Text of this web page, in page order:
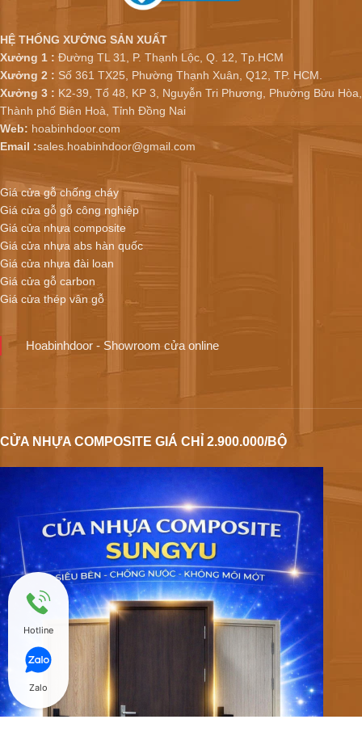
HỆ THỐNG XƯỞNG SẢN XUẤT
Xưởng 1 : Đường TL 31, P. Thạnh Lộc, Q. 12, Tp.HCM
Xưởng 2 : Số 361 TX25, Phường Thạnh Xuân, Q12, TP. HCM.
Xưởng 3 : K2-39, Tổ 48, KP 3, Nguyễn Tri Phương, Phường Bửu Hòa,
Thành phố Biên Hoà, Tỉnh Đồng Nai
Web: hoabinhdoor.com
Email :sales.hoabinhdoor@gmail.com
Giá cửa gỗ chống cháy
Giá cửa gỗ gỗ công nghiệp
Giá cửa nhựa composite
Giá cửa nhựa abs hàn quốc
Giá cửa nhựa đài loan
Giá cửa gỗ carbon
Giá cửa thép vân gỗ
Hoabinhdoor - Showroom cửa online
CỬA NHỰA COMPOSITE GIÁ CHỈ 2.900.000/BỘ
Hotline
Zalo